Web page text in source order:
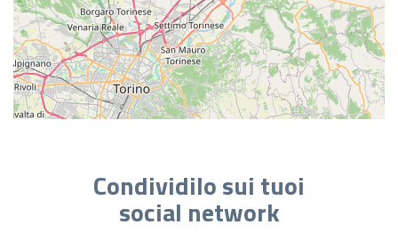
Condividilo sui tuoi
social network